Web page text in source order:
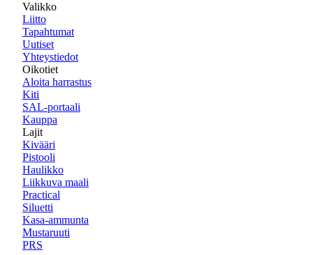
Valikko
Liitto
Tapahtumat
Uutiset
Yhteystiedot
Oikotiet
Aloita harrastus
Kiti
SAL-portaali
Kauppa
Lajit
Kivääri
Pistooli
Haulikko
Liikkuva maali
Practical
Siluetti
Kasa-ammunta
Mustaruuti
PRS